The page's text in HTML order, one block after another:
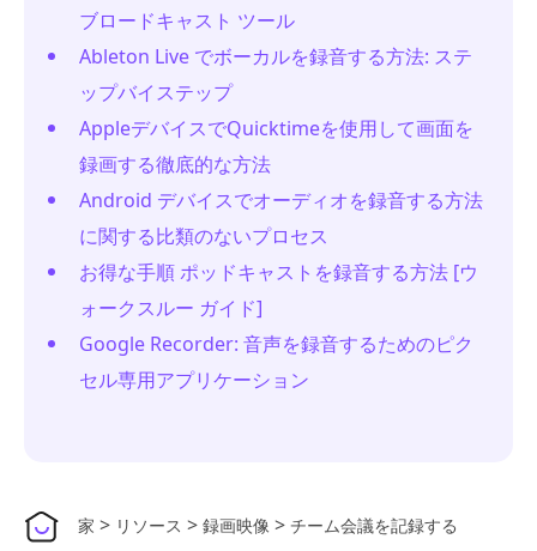
ブロードキャスト ツール
Ableton Live でボーカルを録音する方法: ステ
ップバイステップ
AppleデバイスでQuicktimeを使用して画面を
録画する徹底的な方法
Android デバイスでオーディオを録音する方法
に関する比類のないプロセス
お得な手順 ポッドキャストを録音する方法 [ウ
ォークスルー ガイド]
Google Recorder: 音声を録音するためのピク
セル専用アプリケーション
家 > リソース > 録画映像 > チーム会議を記録する